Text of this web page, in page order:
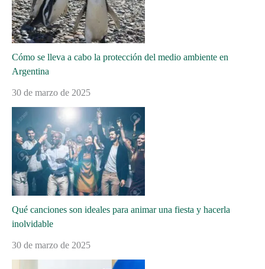
Cómo se lleva a cabo la protección del medio ambiente en
Argentina
30 de marzo de 2025
Qué canciones son ideales para animar una fiesta y hacerla
inolvidable
30 de marzo de 2025